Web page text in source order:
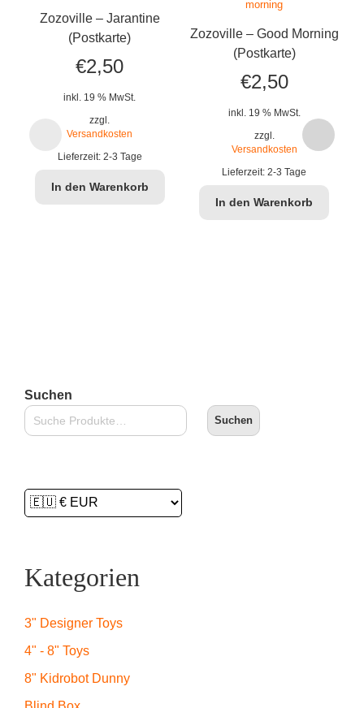
Zozoville – Jarantine
(Postkarte)
€2,50
inkl. 19 % MwSt.
zzgl.
Versandkosten
Lieferzeit: 2-3 Tage
In den Warenkorb
Zozoville – Good Morning
(Postkarte)
€2,50
inkl. 19 % MwSt.
zzgl.
Versandkosten
Lieferzeit:2-3 Tage
In den Warenkorb
Suchen
Suchen
Kategorien
3" Designer Toys
4" - 8" Toys
8" Kidrobot Dunny